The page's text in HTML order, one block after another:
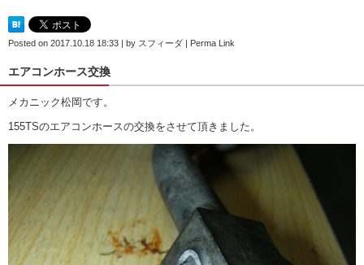
Posted on 2017.10.18 18:33 | by スフィーダ | Perma Link
エアコンホース交換
メカニック松岡です。
155TSのエアコンホースの交換をさせて頂きました。